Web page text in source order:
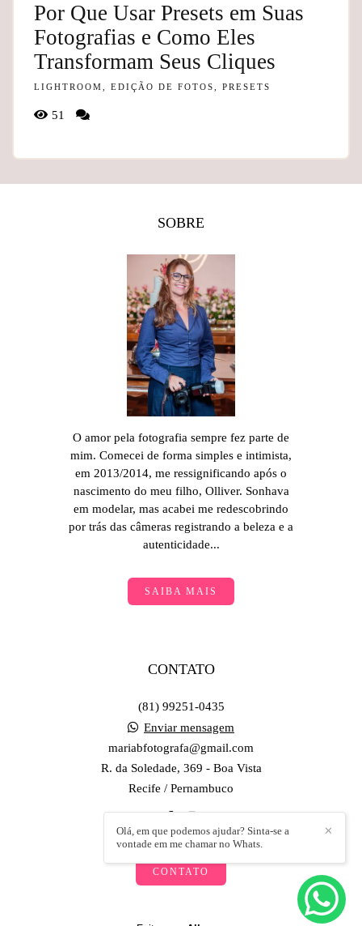
Por Que Usar Presets em Suas
Fotografias e Como Eles
Transformam Seus Cliques
LIGHTROOM, EDIÇÃO DE FOTOS, PRESETS
51
SOBRE
O amor pela fotografia sempre fez parte de
mim. Comecei de forma simples e intimista,
em 2013/2014, me ressignificando após o
nascimento do meu filho, Olliver. Sonhava
em modelar, mas acabei me redescobrindo
por trás das câmeras registrando a beleza e a
autenticidade...
SAIBA MAIS
CONTATO
(81) 99251-0435
Enviar mensagem
mariabfotografa@gmail.com
R. da Soledade, 369 - Boa Vista
Recife / Pernambuco
CONTATO
✕
Olá, em que podemos ajudar? Sinta-se a
vontade em me chamar no Whats.